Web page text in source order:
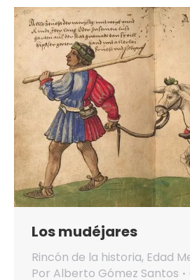
Los mudéjares
Rincón de la historia, Edad
Por Alberto Gómez Santos